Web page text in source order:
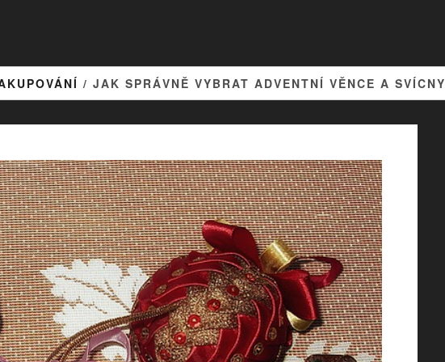
/ JAK SPRÁVNĚ VYBRAT ADVENTNÍ VĚNCE A SVÍCNY